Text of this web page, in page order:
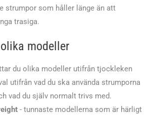
strumpor som håller länge än att
trasiga.
modeller
du olika modeller utifrån tjockleken
utifrån vad du ska använda strumporna
vad du själv normalt trivs med.
- tunnaste modellerna som är härligt